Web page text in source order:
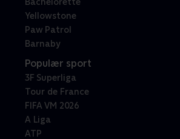
Bachelorette
Yellowstone
Paw Patrol
Barnaby
Populær sport
3F Superliga
Tour de France
FIFA VM 2026
A Liga
ATP